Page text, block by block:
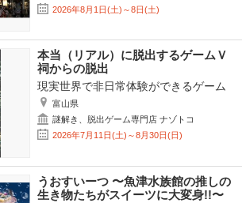
2026年8月1日(土)～8日(土)
本当（リアル）に脱出するゲームＶ
祠からの脱出
現実世界で非日常体験ができるゲーム
富山県
謎解き、脱出ゲーム専門店 ナゾトコ
2026年7月11日(土)～8月30日(日)
うおすいーつ 〜魚津水族館の推しの
生き物たちがスイーツに大変身!!〜